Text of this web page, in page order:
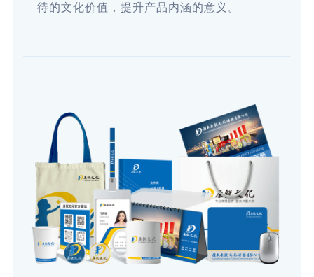
待的文化价值，提升产品内涵的意义。